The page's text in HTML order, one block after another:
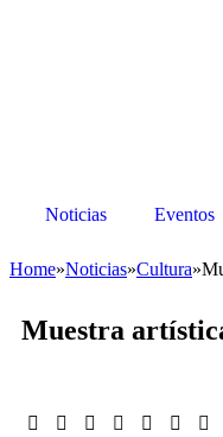
Noticias Eventos
Home»Noticias»Cultura»
Muestra